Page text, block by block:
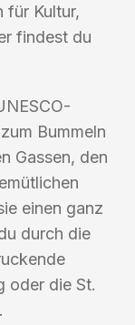
für Kultur,
findest du
Bummeln
Gassen, den
einen ganz
durch die
oder die St.